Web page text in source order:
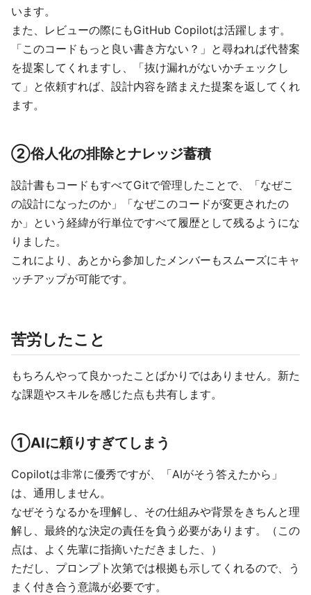
います。
また、レビューの際にもGitHub Copilotは活躍します。
「このコードもっと良い書き方ない？」と尋ねれば代替案
を提案してくれますし、「抜け漏れがないかチェックし
て」と依頼すれば、設計内容を踏まえた提案を返してくれ
ます。
②俗人化の排除とナレッジ蓄積
設計書もコードもすべてGitで管理したことで、「なぜこ
の設計になったのか」「なぜこのコードが変更されたの
か」という経緯が行単位ですべて履歴として残るようにな
りました。
これにより、あとから参加したメンバーもスムーズにキャ
ッチアップが可能です。
苦労したこと
もちろんやって良かったことばかりではありません。新た
な課題やスキルを感じた点も共有します。
①AIに頼りすぎてしまう
Copilotは非常に優秀ですが、「AIがそう答えたから」
は、通用しません。
なぜそうなるかを理解し、その仕組みや背景をきちんと理
解し、最終的な決定の責任を負う必要があります。（この
点は、よく先輩に指摘いただきました、）
ただし、プロンプト次第では根拠も示してくれるので、う
まく付き合う意識が必要です。